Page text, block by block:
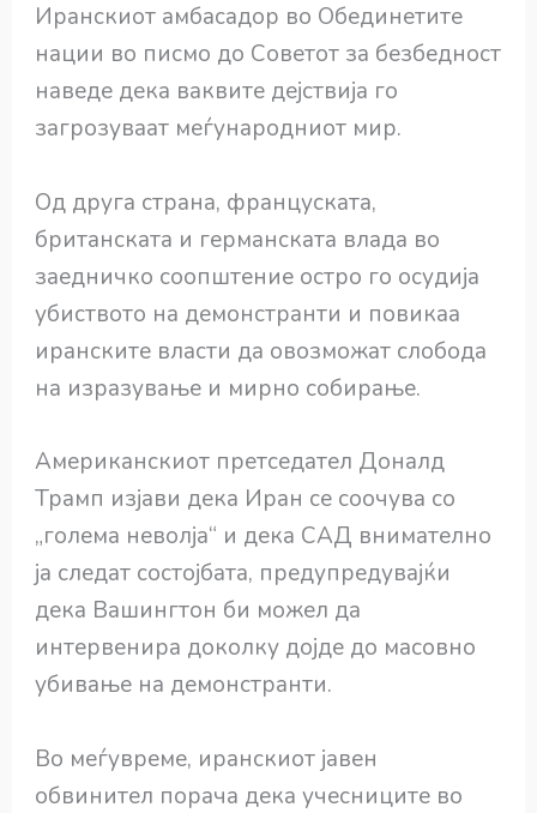
Иранскиот амбасадор во Обединетите
нации во писмо до Советот за безбедност
наведе дека ваквите дејствија го
загрозуваат меѓународниот мир.
Од друга страна, француската,
британската и германската влада во
заедничко соопштение остро го осудија
убиството на демонстранти и повикаа
иранските власти да овозможат слобода
на изразување и мирно собирање.
Американскиот претседател Доналд
Трамп изјави дека Иран се соочува со
„голема неволја“ и дека САД внимателно
ја следат состојбата, предупредувајќи
дека Вашингтон би можел да
интервенира доколку дојде до масовно
убивање на демонстранти.
Во меѓувреме, иранскиот јавен
обвинител порача дека учесниците во